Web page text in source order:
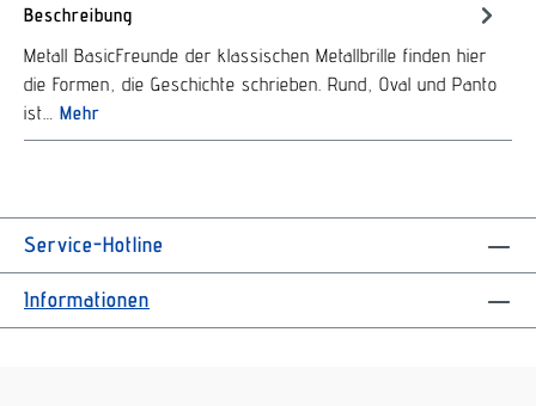
Beschreibung
Metall BasicFreunde der klassischen Metallbrille finden hier
die Formen, die Geschichte schrieben. Rund, Oval und Panto
ist… Mehr
Service-Hotline
Informationen